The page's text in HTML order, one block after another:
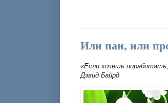
Или пан, или
«Если хочешь
Дэвид Байрд